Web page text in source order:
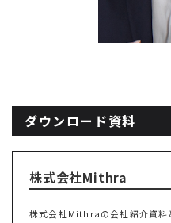
ダウンロード資料
株式会社Mithra
株式会社Mithraの会社紹介資